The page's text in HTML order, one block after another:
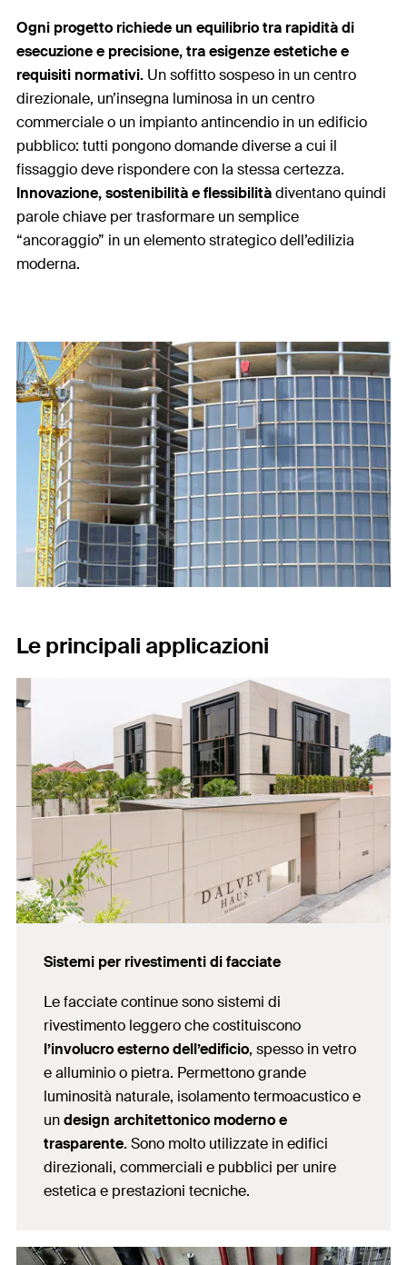
Ogni progetto richiede un equilibrio tra rapidità di
esecuzione e precisione, tra esigenze estetiche e
requisiti normativi. Un soffitto sospeso in un centro
direzionale, un’insegna luminosa in un centro
commerciale o un impianto antincendio in un edificio
pubblico: tutti pongono domande diverse a cui il
fissaggio deve rispondere con la stessa certezza.
Innovazione, sostenibilità e flessibilitàdiventano quindi
parole chiave per trasformare un semplice
“ancoraggio” in un elemento strategico dell’edilizia
moderna.
Le principali applicazioni
Sistemi per rivestimenti di facciate
Le facciate continue sono sistemi di
rivestimento leggero che costituiscono
l’involucro esterno dell’edificio, spesso in vetro
e alluminio o pietra. Permettono grande
luminosità naturale, isolamento termoacustico e
undesign architettonico moderno e
trasparente. Sono molto utilizzate in edifici
direzionali, commerciali e pubblici per unire
estetica e prestazioni tecniche.